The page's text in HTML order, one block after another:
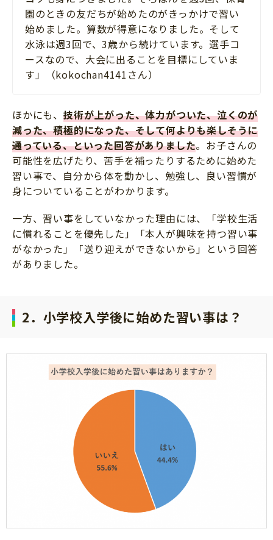
園のときの友だちが始めたのがきっかけで習い
始めました。算数が得意になりました。そして
水泳は週3回で、3歳から続けています。選手コ
ースなので、大会に出ることを目標にしていま
す」（kokochan4141さん）
ほかにも、 技術が上がった、体力がついた、泣くのが
減った、積極的になった、そして何よりも楽しそうに
通っている、といった回答がありました。お子さんの
可能性を広げたり、苦手を補ったりするために始めた
習い事で、自分から体を動かし、勉強し、良い習慣が
身についていることがわかります。
一方、習い事をしていなかった理由には、「学校生活
に慣れることを優先した」「本人が興味を持つ習い事
がなかった」「送り迎えができないから」という回答
がありました。
2．小学校入学後に始めた習い事は？